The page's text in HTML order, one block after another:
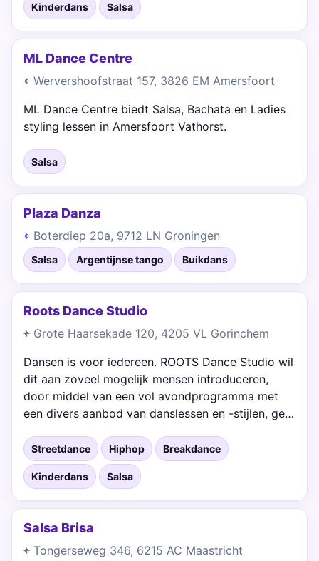
Kinderdans Salsa
ML Dance Centre
Wervershoofstraat 157, 3826 EM Amersfoort
ML Dance Centre biedt Salsa, Bachata en Ladies
styling lessen in Amersfoort Vathorst.
Salsa
Plaza Danza
Boterdiep 20a, 9712 LN Groningen
Salsa Argentijnse tango Buikdans
Roots Dance Studio
Grote Haarsekade 120, 4205 VL Gorinchem
Dansen is voor iedereen. ROOTS Dance Studio wil
dit aan zoveel mogelijk mensen introduceren,
door middel van een vol avondprogramma met
een divers aanbod van danslessen en -stijlen, ge…
Streetdance Hiphop Breakdance
Kinderdans Salsa
Salsa Brisa
Tongerseweg 346, 6215 AC Maastricht